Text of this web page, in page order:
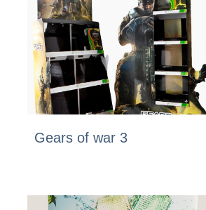
Gears of war 3